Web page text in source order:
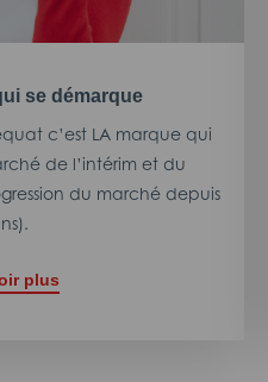
se démarque
c’est LA marque qui
de l’intérim et du
du marché depuis
plus